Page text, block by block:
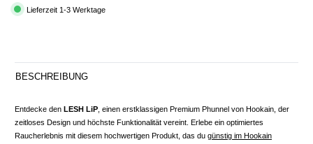
Lieferzeit 1-3 Werktage
BESCHREIBUNG
Entdecke den LESH LiP , einen erstklassigen Premium Phunnel von Hookain, der
zeitloses Design und höchste Funktionalität vereint. Erlebe ein optimiertes
Raucherlebnis mit diesem hochwertigen Produkt, das du günstig im Hookain